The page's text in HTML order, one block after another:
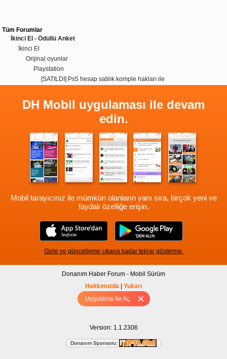
Uygulama ile Aç
Tüm Forumlar
İkinci El - Ödüllü Anket
İkinci El
Orijinal oyunlar
Playstation
[SATILDI] Ps5 hesap satılık komple hakları ile
DH Mobil uygulaması ile devam
edin.
Mobil tarayıcınız ile mümkün olanların yanı sıra, birçok yeni ve
faydalı özelliğe erişin.
Gizle ve güncelleme çıkana kadar tekrar gösterme.
Donanım Haber Forum - Mobil Sürüm
Hakkımızda | Yukarı
Tam sürüm için Tıklayınız
Version: 1.1.2306
Donanım Sponsoru: